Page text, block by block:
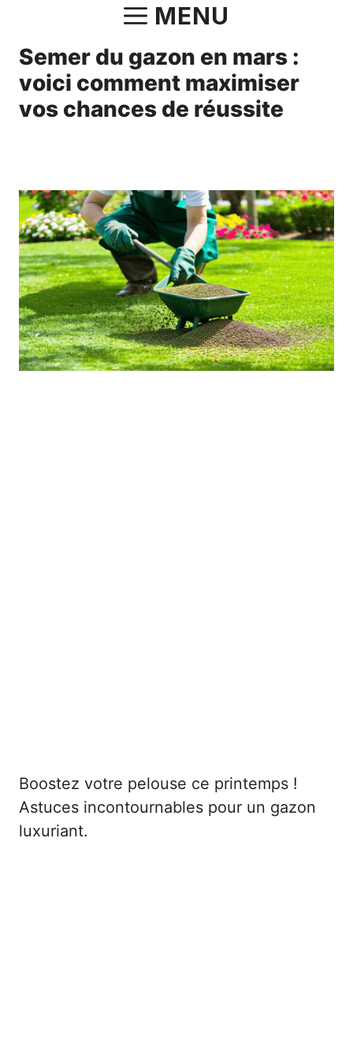
contenu
MENU
Semer du gazon en mars :
voici comment maximiser
vos chances de réussite
Boostez votre pelouse ce printemps !
Astuces incontournables pour un gazon
luxuriant.